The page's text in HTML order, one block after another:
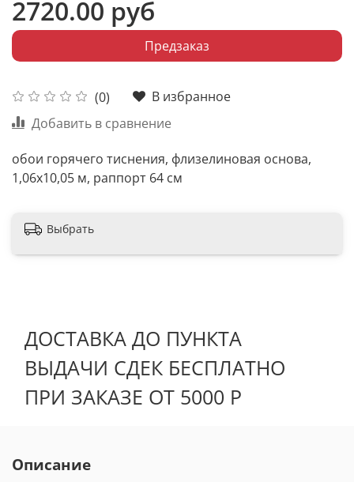
(0)
В избранное
Добавить в сравнение
2720.00 руб
Предзаказ
обои горячего тиснения, флизелиновая основа,
1,06х10,05 м, раппорт 64 см
Выбрать
ДОСТАВКА ДО ПУНКТА
ВЫДАЧИ СДЕК БЕСПЛАТНО
ПРИ ЗАКАЗЕ ОТ 5000 Р
Описание